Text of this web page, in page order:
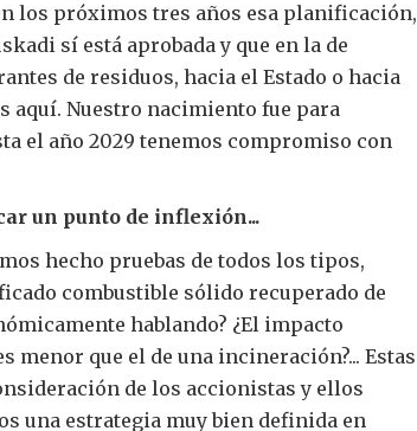
los próximos tres años esa planificación,
sí está aprobada y que en la de
de residuos, hacia el Estado o hacia
aquí. Nuestro nacimiento fue para
el año 2029 tenemos compromiso con
un punto de inflexión...
hecho pruebas de todos los tipos,
combustible sólido recuperado de
hablando? ¿El impacto
menor que el de una incineración?... Estas
de los accionistas y ellos
una estrategia muy bien definida en